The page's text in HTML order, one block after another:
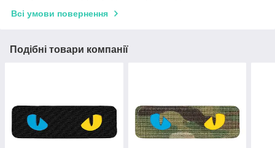
Всі умови повернення
Подібні товари компанії